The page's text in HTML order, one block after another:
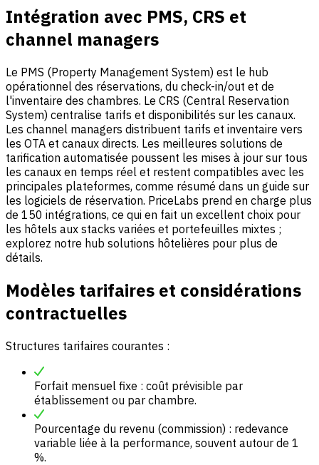
Intégration avec PMS, CRS et
channel managers
Le PMS (Property Management System) est le hub
opérationnel des réservations, du check-in/out et de
l'inventaire des chambres. Le CRS (Central Reservation
System) centralise tarifs et disponibilités sur les canaux.
Les channel managers distribuent tarifs et inventaire vers
les OTA et canaux directs. Les meilleures solutions de
tarification automatisée poussent les mises à jour sur tous
les canaux en temps réel et restent compatibles avec les
principales plateformes, comme résumé dans un guide sur
les logiciels de réservation. PriceLabs prend en charge plus
de 150 intégrations, ce qui en fait un excellent choix pour
les hôtels aux stacks variées et portefeuilles mixtes ;
explorez notre hub solutions hôtelières pour plus de
détails.
Modèles tarifaires et considérations
contractuelles
Structures tarifaires courantes :
Forfait mensuel fixe : coût prévisible par
établissement ou par chambre.
Pourcentage du revenu (commission) : redevance
variable liée à la performance, souvent autour de 1
%.